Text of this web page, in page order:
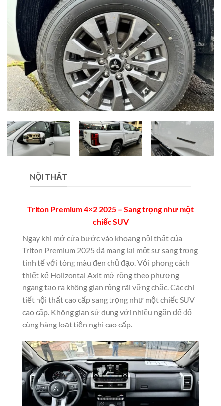
NỘI THẤT
Triton Premium 4×2 2025 – Sang trọng như một
chiếc SUV
Ngay khi mở cửa bước vào khoang nội thất của
Triton Premium 2025 đã mang lại một sự sang trọng
tinh tế với tông màu đen chủ đạo. Với phong cách
thiết kế Holizontal Axit mở rộng theo phương
ngang tạo ra không gian rộng rãi vững chắc. Các chi
tiết nội thất cao cấp sang trọng như một chiếc SUV
cao cấp. Không gian sử dụng với nhiều ngăn để đổ
cùng hàng loạt tiện nghi cao cấp.